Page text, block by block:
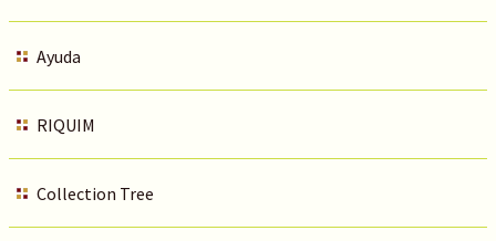
Ayuda
RIQUIM
Collection Tree